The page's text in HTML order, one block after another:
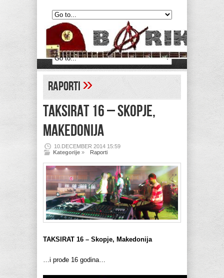
Raporti»
TAKSIRAT 16 – Skopje,
Makedonija
10.DECEMBER 2014 15:59
Kategorije » Raporti
TAKSIRAT 16 – Skopje, Makedonija
…i prođe 16 godina…